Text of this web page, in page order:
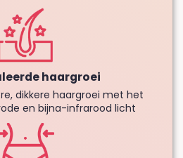
haargroei
dikkere haargroei met het
en bijna-infrarood licht